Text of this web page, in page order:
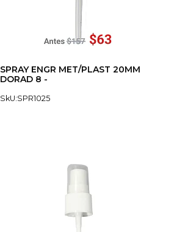
SPRAY ENGR MET/PLAST 20MM
DORAD 8 -
SkU:SPR1025